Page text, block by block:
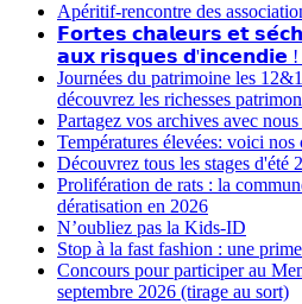
Apéritif-rencontre des
𝗙𝗼𝗿𝘁𝗲𝘀 𝗰𝗵𝗮𝗹𝗲𝘂𝗿𝘀 𝗲𝘁
𝗮𝘂𝘅 𝗿𝗶𝘀𝗾𝘂𝗲𝘀 𝗱'𝗶𝗻𝗰𝗲𝗻𝗱𝗶𝗲 !
Journées du patrimoine les
découvrez les richesses
Partagez vos archives avec nous
Températures élevées: voici nos
Découvrez tous les stages d'été
Prolifération de rats : la
dératisation en 2026
N’oubliez pas la Kids-ID
Stop à la fast fashion : une
Concours pour participer au
septembre 2026 (tirage au sort)